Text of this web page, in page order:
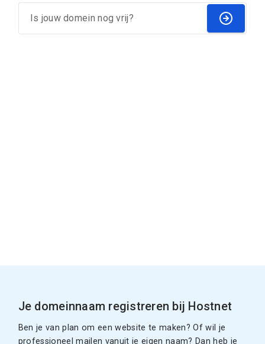
Je domeinnaam registreren bij Hostnet
Ben je van plan om een website te maken? Of wil je
professioneel mailen vanuit je eigen naam? Dan heb je